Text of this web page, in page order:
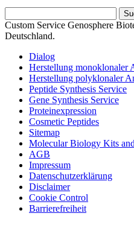
Custom Service Genosphere
Deutschland.
Dialog
Herstellung monoklonaler
Herstellung polyklonaler
Peptide Synthesis Service
Gene Synthesis Service
Proteinexpression
Cosmetic Peptides
Sitemap
Molecular Biology Kits
AGB
Impressum
Datenschutzerklärung
Disclaimer
Cookie Control
Barrierefreiheit